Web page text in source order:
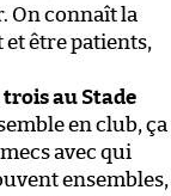
On connaît la
et être patients,
trois au Stade
en club, ça
avec qui
ensembles,